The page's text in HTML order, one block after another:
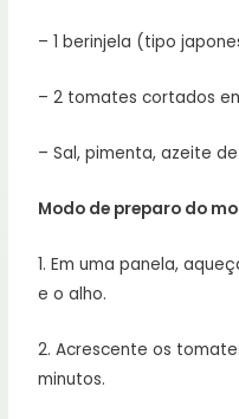
– 1 berinjela (tipo
– 2 tomates cortados
– Sal, pimenta, azeite
Modo de preparo do
1. Em uma panela,
e o alho.
2. Acrescente os
minutos.